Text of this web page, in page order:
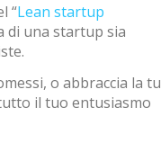
“Lean startup
di una startup sia
o abbraccia la
il tuo entusiasmo